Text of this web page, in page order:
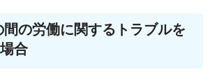
の労働に関するトラブルを
合